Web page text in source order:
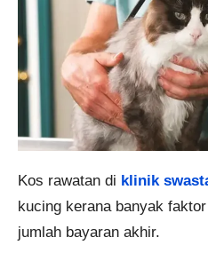
Kos rawatan di klinik
kucing kerana banyak
jumlah bayaran akhir.